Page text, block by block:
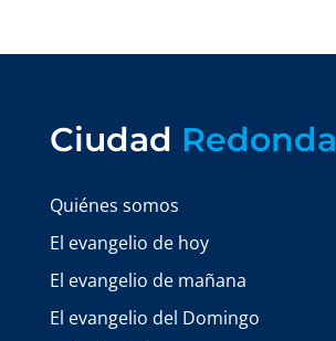
Ciudad Redonda
Quiénes somos
El evangelio de hoy
El evangelio de mañana
El evangelio del Domingo